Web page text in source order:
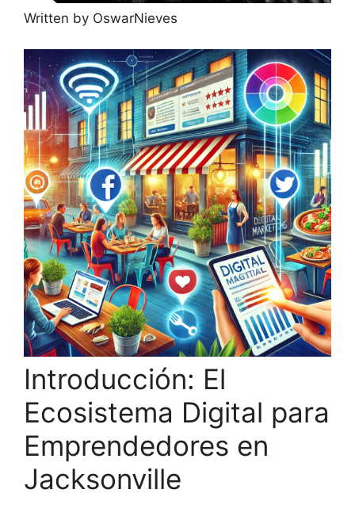
Written by OswarNieves
Introducción: El
Ecosistema Digital para
Emprendedores en
Jacksonville